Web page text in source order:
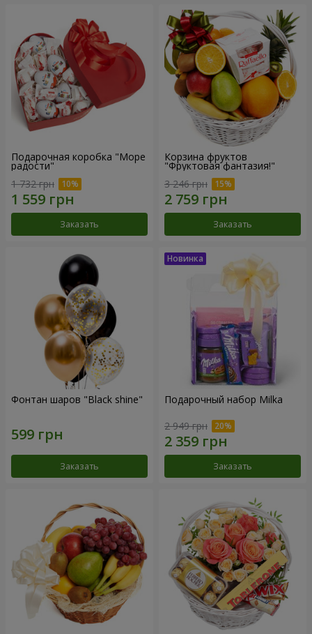
Подарочная коробка "Море
радости"
1 732 грн
Заказать
Корзина фруктов
"Фруктовая фантазия!"
3 246 грн
Заказать
Фонтан шаров "Black shine"
Заказать
Подарочный набор Milka
2 949 грн
Заказать